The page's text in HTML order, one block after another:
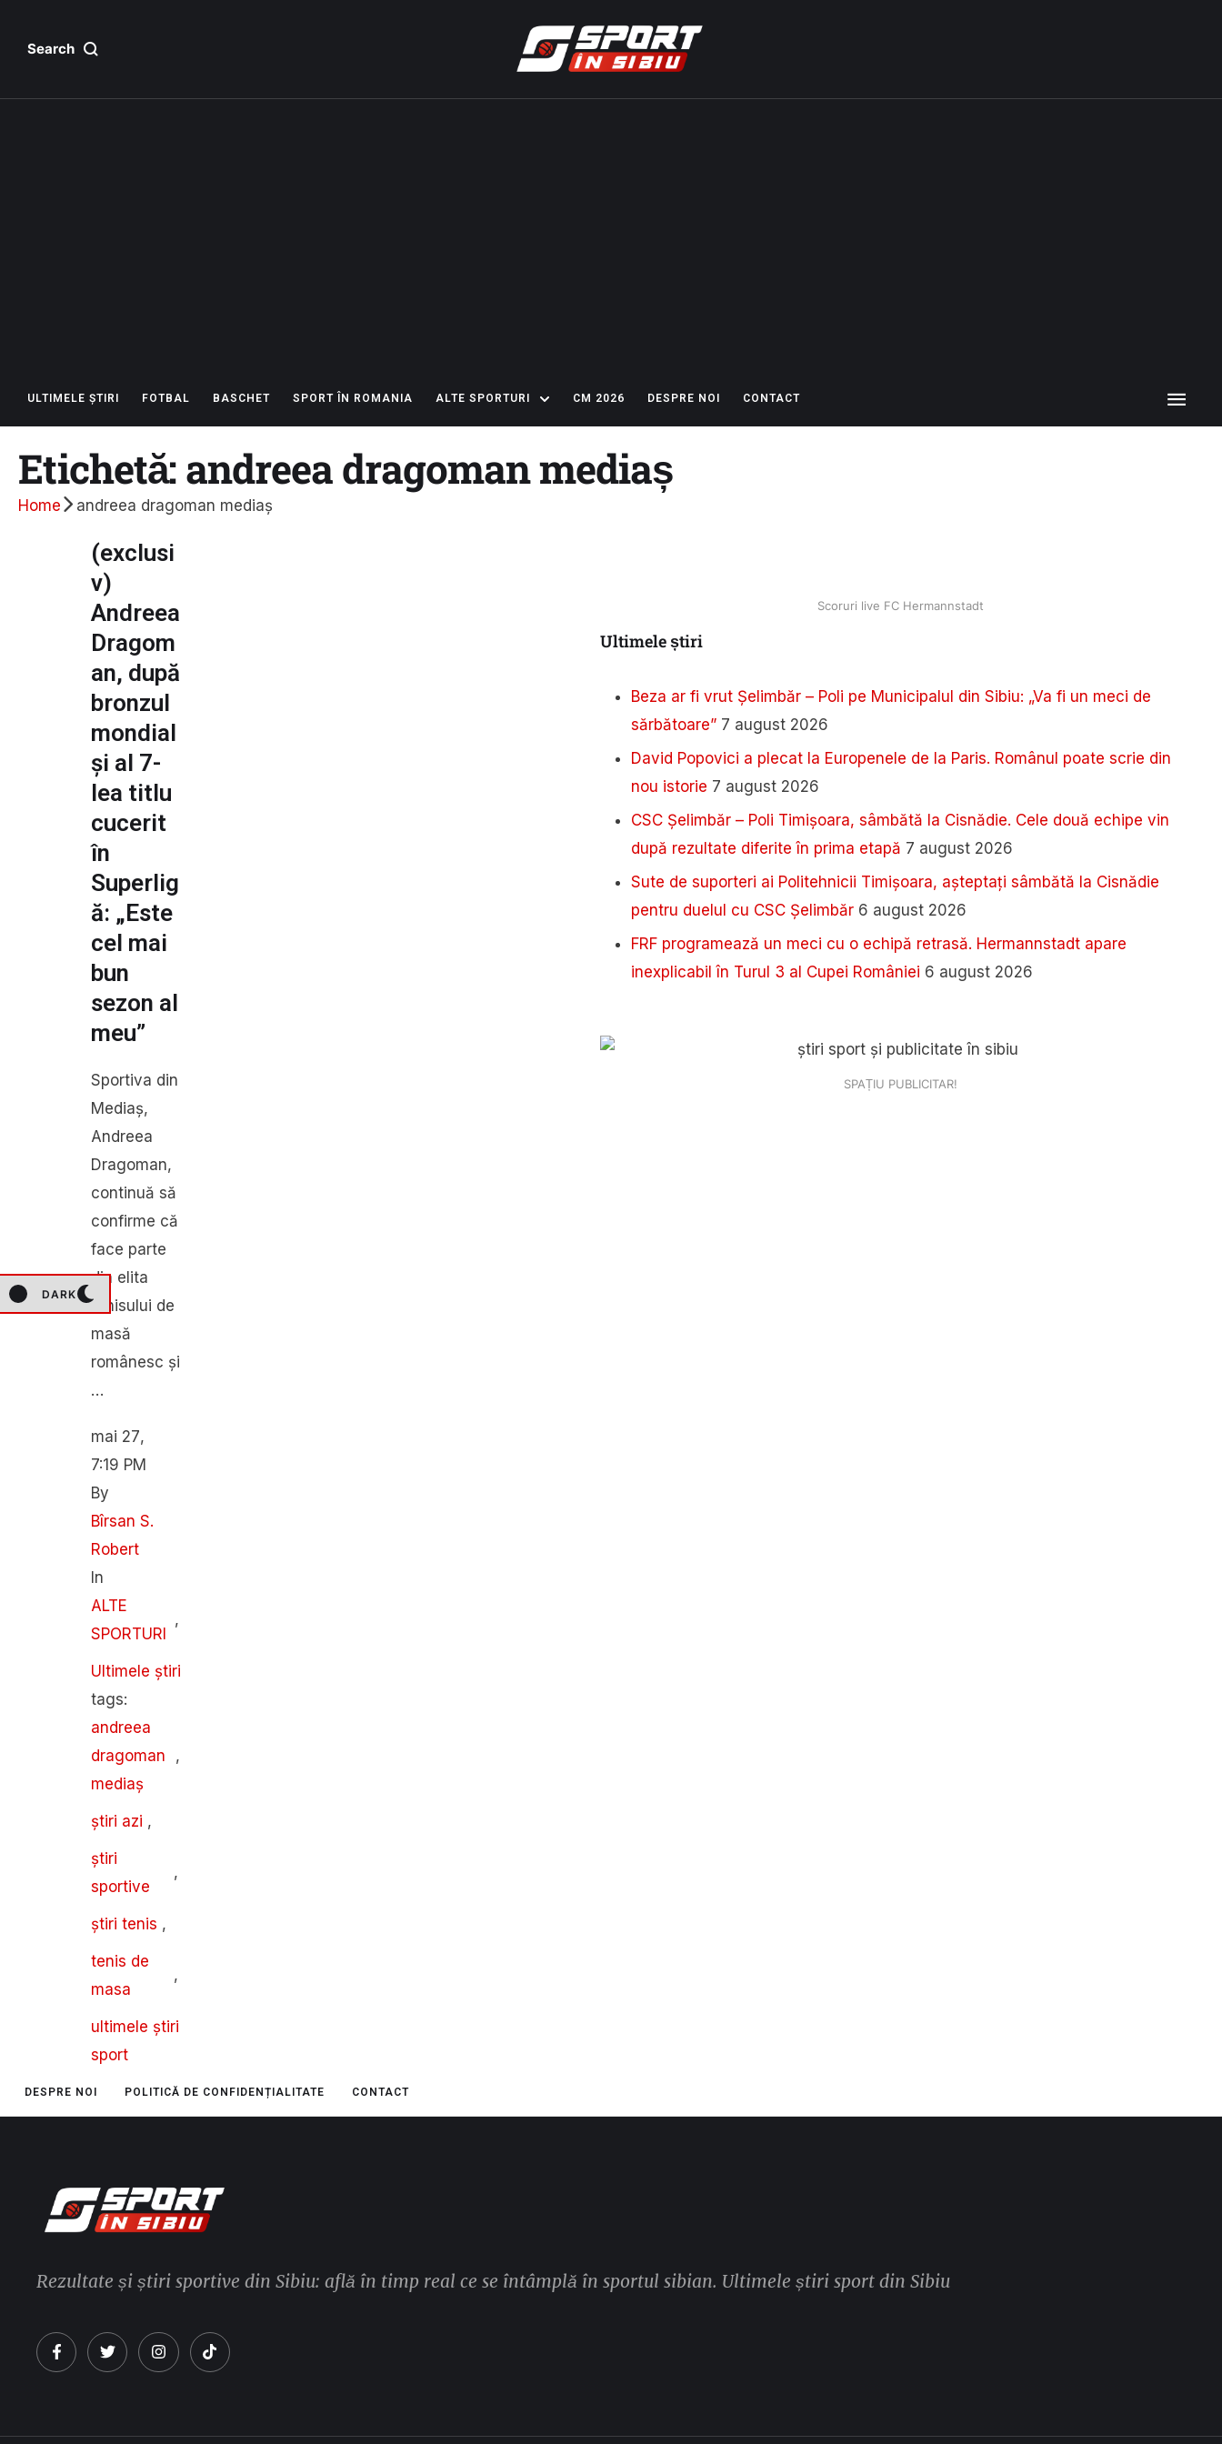
Search
ULTIMELE ȘTIRI FOTBAL BASCHET SPORT ÎN ROMANIA ALTE SPORTURI CM 2026 DESPRE NOI CONTACT
DARK
Etichetă:andreea dragoman mediaș
Home andreea dragoman mediaș
(exclusi
v)
Andreea
Dragom
an, după
bronzul
mondial
și al 7-
lea titlu
cucerit
în
Superlig
ă: „Este
cel mai
bun
sezon al
meu”
Sportiva din
Mediaș,
Andreea
Dragoman,
continuă să
confirme că
face parte
din elita
tenisului de
masă
românesc și
…
mai 27,
7:19 PM
By
Bîrsan S.
Robert
In
ALTE
SPORTURI
,
Ultimele știri
tags:
andreea
dragoman
mediaș
,
știri azi ,
știri
sportive
,
știri tenis ,
tenis de
masa
,
ultimele știri
sport
Scoruri live FC Hermannstadt
Ultimele știri
Beza ar fi vrut Șelimbăr – Poli pe Municipalul din Sibiu: „Va fi un meci de
sărbătoare” 7 august 2026
David Popovici a plecat la Europenele de la Paris. Românul poate scrie din
nou istorie 7 august 2026
CSC Șelimbăr – Poli Timișoara, sâmbătă la Cisnădie. Cele două echipe vin
după rezultate diferite în prima etapă 7 august 2026
Sute de suporteri ai Politehnicii Timișoara, așteptați sâmbătă la Cisnădie
pentru duelul cu CSC Șelimbăr 6 august 2026
FRF programează un meci cu o echipă retrasă. Hermannstadt apare
inexplicabil în Turul 3 al Cupei României 6 august 2026
SPAȚIU PUBLICITAR!
DESPRE NOI POLITICĂ DE CONFIDENȚIALITATE CONTACT
Rezultate și știri sportive din Sibiu: află în timp real ce se întâmplă în sportul sibian. Ultimele știri sport din Sibiu